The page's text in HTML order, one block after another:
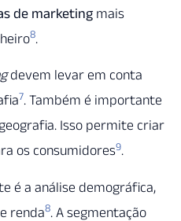
de marketingmais
8.
devem levar em conta
7. Também é importante
Isso permite criar
os consumidores9.
é a análise demográfica,
renda8. A segmentação